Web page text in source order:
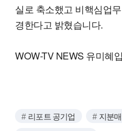
실로 축소했고 비핵심업
경한다고 밝혔습니다.
WOW-TV NEWS 유미혜
리포트 공기업 지분